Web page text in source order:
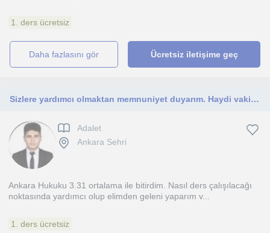
1. ders ücretsiz
daha fazlasını gör Ücretsiz iletişime geç
Sizlere yardımcı olmaktan memnuniyet duyarım. Haydi vakit kaybetmeden başlayalım.
Adalet
Ankara Sehri
Ankara Hukuku 3.31 ortalama ile bitirdim. Nasıl ders çalışılacağı
noktasında yardımcı olup elimden geleni yaparım v...
1. ders ücretsiz